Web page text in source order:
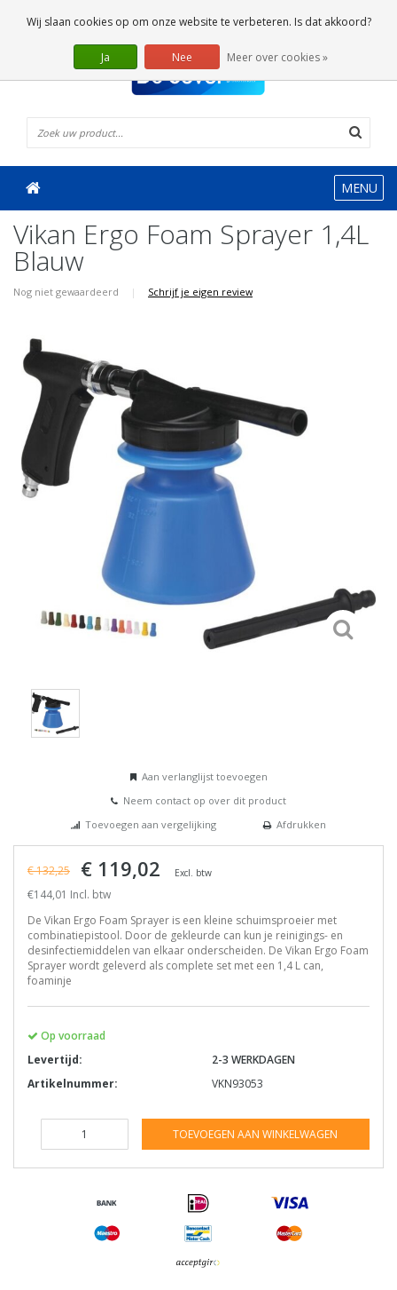
0 Artikelen
MENU
Vikan Ergo Foam Sprayer 1,4L
Blauw
Nog niet gewaardeerd | Schrijf je eigen review
Aan verlanglijst toevoegen
Neem contact op over dit product
Toevoegen aan vergelijking
Afdrukken
€ 132,25 € 119,02 Excl. btw
€144,01 Incl. btw
De Vikan Ergo Foam Sprayer is een kleine schuimsproeier met
combinatiepistool. Door de gekleurde can kun je reinigings- en
desinfectiemiddelen van elkaar onderscheiden. De Vikan Ergo Foam
Sprayer wordt geleverd als complete set met een 1,4 L can,
foaminje
Op voorraad
Levertijd:
2-3 WERKDAGEN
Artikelnummer:
VKN93053
TOEVOEGEN AAN WINKELWAGEN
Wij slaan cookies op om onze website te verbeteren. Is dat akkoord?
Ja Nee Meer over cookies »